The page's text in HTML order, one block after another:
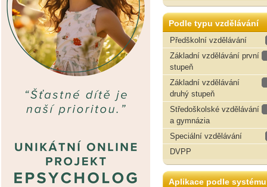
Podle typu vzdělávání
Předškolní vzdělávání
Základní vzdělávání první
stupeň
Základní vzdělávání
druhý stupeň
Středoškolské vzdělávání
a gymnázia
Speciální vzdělávání
DVPP
Aplikace podle systému